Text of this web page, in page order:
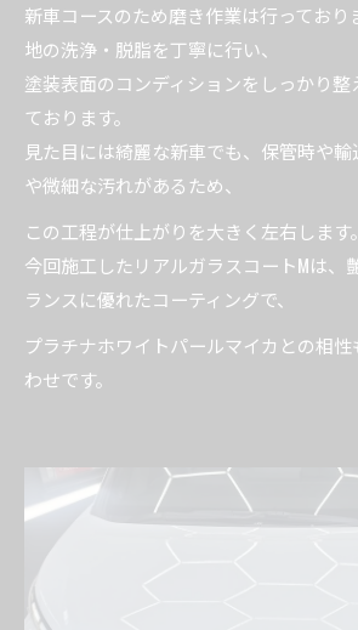
新車コースのため磨き作業は行ってお
地の洗浄・脱脂を丁寧に行い、
塗装表面のコンディションをしっかり整
ております。
見た目には綺麗な新車でも、保管時や
や微細な汚れがあるため、
この工程が仕上がりを大きく左右します。
今回施工したリアルガラスコートMは、
ランスに優れたコーティングで、
プラチナホワイトパールマイカとの相
わせです。